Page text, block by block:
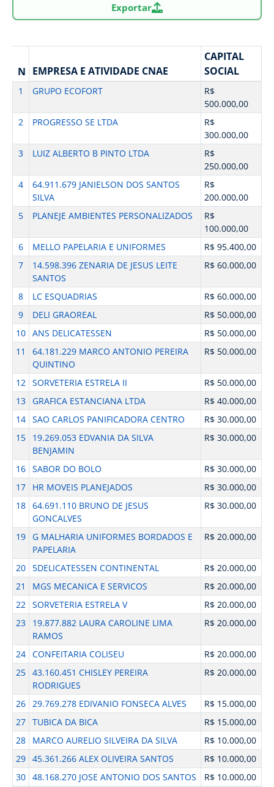
Exportar
N EMPRESA E ATIVIDADE CNAE
CAPITAL
SOCIAL
1 GRUPO ECOFORT
R$
500.000,00
2
PROGRESSO SE LTDA
R$
300.000,00
3
LUIZ ALBERTO B PINTO LTDA
R$
250.000,00
4
64.911.679 JANIELSON DOS SANTOS
SILVA
R$
200.000,00
5
PLANEJE AMBIENTES PERSONALIZADOS
R$
100.000,00
6
MELLO PAPELARIA E UNIFORMES
R$ 95.400,00
7
14.598.396 ZENARIA DE JESUS LEITE
SANTOS
R$ 60.000,00
8 LC ESQUADRIAS
R$ 60.000,00
9
DELI GRAOREAL
R$ 50.000,00
10 ANS DELICATESSEN
R$ 50.000,00
11
64.181.229 MARCO ANTONIO PEREIRA
QUINTINO
R$ 50.000,00
12 SORVETERIA ESTRELA II
R$ 50.000,00
13
GRAFICA ESTANCIANA LTDA
R$ 40.000,00
14 SAO CARLOS PANIFICADORA CENTRO
R$ 30.000,00
15
19.269.053 EDVANIA DA SILVA
BENJAMIN
R$ 30.000,00
16 SABOR DO BOLO
R$ 30.000,00
17
HR MOVEIS PLANEJADOS
R$ 30.000,00
18 64.691.110 BRUNO DE JESUS
GONCALVES
R$ 30.000,00
19
G MALHARIA UNIFORMES BORDADOS E
PAPELARIA
R$ 20.000,00
20 5DELICATESSEN CONTINENTAL
R$ 20.000,00
21
MGS MECANICA E SERVICOS
R$ 20.000,00
22 SORVETERIA ESTRELA V
R$ 20.000,00
23
19.877.882 LAURA CAROLINE LIMA
RAMOS
R$ 20.000,00
24 CONFEITARIA COLISEU
R$ 20.000,00
25 43.160.451 CHISLEY PEREIRA
RODRIGUES
R$ 20.000,00
26 29.769.278 EDIVANIO FONSECA ALVES
R$ 15.000,00
27 TUBICA DA BICA
R$ 15.000,00
28
MARCO AURELIO SILVEIRA DA SILVA
R$ 10.000,00
29 45.361.266 ALEX OLIVEIRA SANTOS
R$ 10.000,00
30 48.168.270 JOSE ANTONIO DOS SANTOS R$ 10.000,00